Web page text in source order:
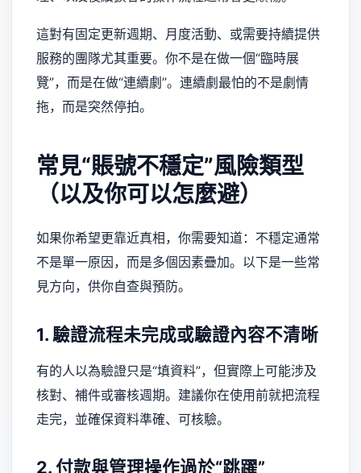
這對有固定更新週期、月度活動、或需要持續提供
服務的團隊尤其重要。你不是在做一個“臨時展
覽”，而是在做“連續劇”。連續劇最怕的不是劇情
拖，而是突然停拍。
常見“賬號不穩定”風險類型
（以及你可以怎麼避）
如果你希望更靠近真相，你需要知道：不穩定通常
不是單一原因，而是多個因素疊加。以下是一些常
見方向，供你自查與預防。
1. 驗證流程未完成或驗證內容不清晰
有的人以為驗證只是“填資料”，但實際上可能涉及
核對、補件或審核週期。建議你在使用前就把流程
走完，並確保資料準確、可核驗。
2. 付款與管理操作過於“跳躍”